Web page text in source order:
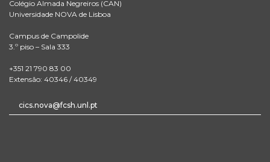
Colégio Almada Negreiros (CAN)
Universidade NOVA de Lisboa
Campus de Campolide
3.º piso – Sala 333
+351 21 790 83 00
Extensão: 40346 / 40349
cics.nova@fcsh.unl.pt